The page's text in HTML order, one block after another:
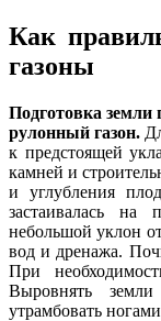
Как
газоны
Подготовка
рулонный газон.
к предстоящей
камней и
и углубления
застаивалась на
небольшой уклон
вод и дренажа.
При
Выровнять
утрамбовать